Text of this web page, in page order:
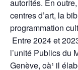
autorités. En
centres d’art, la
programmation
Entre 2024 et
l’unité Publics du
Genève, oà¹ il